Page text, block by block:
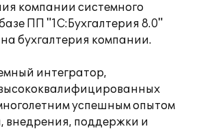
компании системного
ПП "1С:Бухгалтерия 8.0"
бухгалтерия компании.
интегратор,
успешным опытом
внедрения, поддержки и